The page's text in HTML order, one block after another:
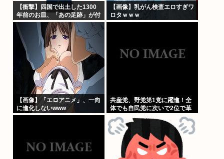
【衝撃】四国で出土した1300
年前のお皿、「あの足跡」が付
いている模様www
【画像】乳がん検査エロすぎワ
ロタｗｗｗ
【画像】「エロアニメ」、一向
に進化しないwww
共産党、野党第1党に躍進！全
体でも自民党に次いで2位で革
命ここに成就w